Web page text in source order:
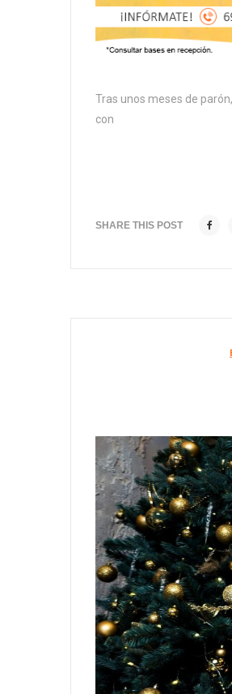
Tras unos meses de
con
SHARE THIS POST